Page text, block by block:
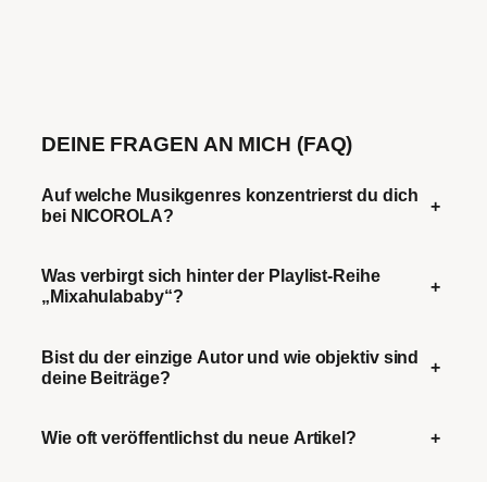
DEINE FRAGEN AN MICH (FAQ)
Auf welche Musikgenres konzentrierst du dich
bei NICOROLA?
+
Was verbirgt sich hinter der Playlist-Reihe
„Mixahulababy“?
+
Bist du der einzige Autor und wie objektiv sind
deine Beiträge?
+
Wie oft veröffentlichst du neue Artikel? +